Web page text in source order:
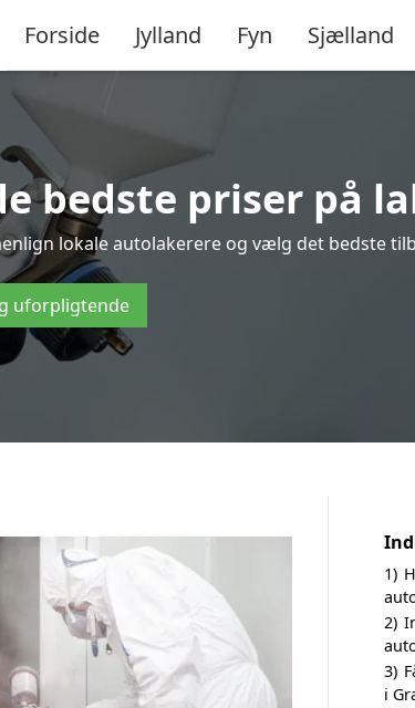
Forside Jylland Fyn Sjælland
bedste priser på
lokale autolakerere og vælg det bedste
uforpligtende
1)
2)
3)
i